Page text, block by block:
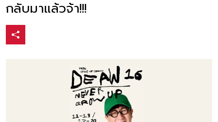
กลับมาแล้วจ้า!!!